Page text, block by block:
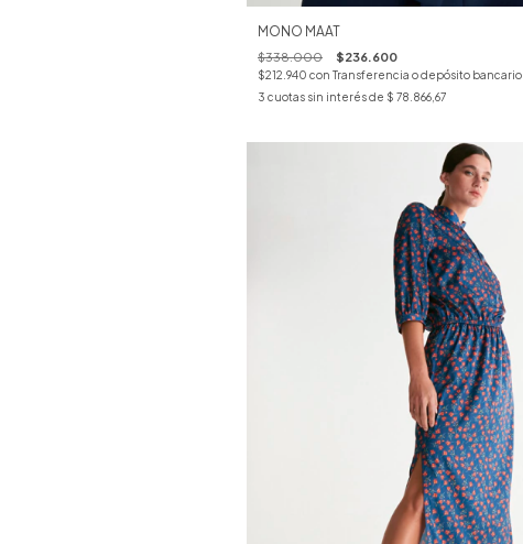
MONO MAAT
$338.000 $236.600
$212.940 con Transferencia o depósito bancario
3 cuotas sin interés de $ 78.866,67